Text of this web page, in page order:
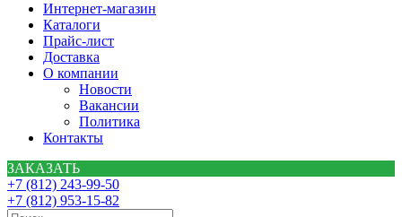
Интернет-магазин
Каталоги
Прайс-лист
Доставка
О компании
Новости
Вакансии
Политика
Контакты
ЗАКАЗАТЬ
+7 (812) 243-99-50
+7 (812) 953-15-82